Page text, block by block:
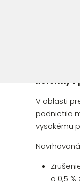
Reformy
V oblasti
podnietila
vysokému
o 0,5 %